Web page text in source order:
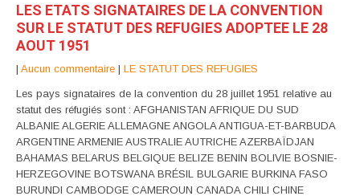
LES ETATS SIGNATAIRES DE LA CONVENTION
SUR LE STATUT DES REFUGIES ADOPTEE LE 28
AOUT 1951
| Aucun commentaire | LE STATUT DES REFUGIES
Les pays signataires de la convention du 28 juillet 1951 relative au
statut des réfugiés sont : AFGHANISTAN AFRIQUE DU SUD
ALBANIE ALGERIE ALLEMAGNE ANGOLA ANTIGUA-ET-BARBUDA
ARGENTINE ARMENIE AUSTRALIE AUTRICHE AZERBAÏDJAN
BAHAMAS BELARUS BELGIQUE BELIZE BENIN BOLIVIE BOSNIE-
HERZEGOVINE BOTSWANA BRÉSIL BULGARIE BURKINA FASO
BURUNDI CAMBODGE CAMEROUN CANADA CHILI CHINE